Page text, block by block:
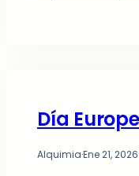
Día
Alquimia·Ene 21, 2026